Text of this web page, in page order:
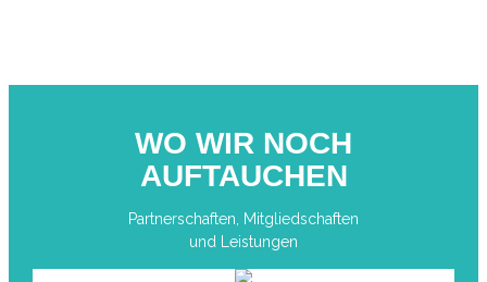
WO WIR NOCH
AUFTAUCHEN
Partnerschaften, Mitgliedschaften
und Leistungen​